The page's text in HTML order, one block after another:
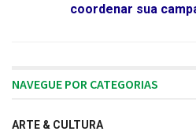
coordenar sua
NAVEGUE POR CATEGORIAS
ARTE & CULTURA